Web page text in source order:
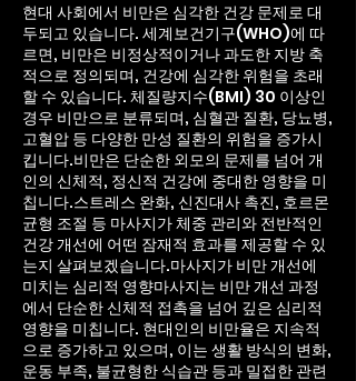
현대 사회에서 비만은 심각한 건강 문제로 대
두되고 있습니다. 세계보건기구(WHO)에 따
르면, 비만은 비정상적이거나 과도한 지방 축
적으로 정의되며, 건강에 심각한 위험을 초래
할 수 있습니다. 체질량지수(BMI) 30 이상인
경우 비만으로 분류되며, 심혈관 질환, 당뇨병,
고혈압 등 다양한 만성 질환의 위험을 증가시
킵니다.비만은 단순한 외모의 문제를 넘어 개
인의 신체적, 정신적 건강에 중대한 영향을 미
칩니다.스트레스 완화, 신진대사 촉진, 호르몬
균형 조절 등 마사지가 체중 관리와 전반적인
건강 개선에 어떤 잠재적 효과를 제공할 수 있
는지 살펴보겠습니다.마사지가 비만 개선에
미치는 심리적 영향마사지는 비만 개선 과정
에서 단순한 신체적 접촉을 넘어 깊은 심리적
영향을 미칩니다. 현대인의 비만율은 지속적
으로 증가하고 있으며, 이는 생활 방식의 변화,
운동 부족, 불균형한 식습관 등과 밀접한 관련